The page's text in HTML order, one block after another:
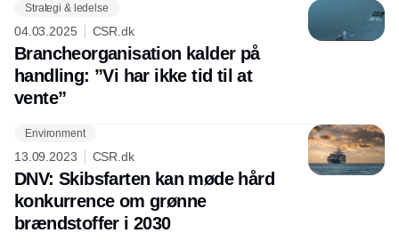
Strategi & ledelse
04.03.2025 CSR.dk
Brancheorganisation kalder på
handling: ”Vi har ikke tid til at
vente”
Environment
13.09.2023 CSR.dk
DNV: Skibsfarten kan møde hård
konkurrence om grønne
brændstoffer i 2030